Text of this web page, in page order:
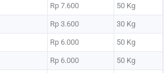
Rp 7.600 50 Kg
Rp 3.600 30 Kg
Rp 6.000 50 Kg
Rp 6.000 50 Kg